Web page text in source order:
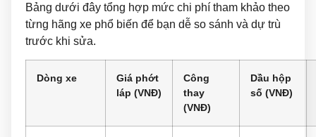
Bảng dưới đây tổng hợp mức chi phí tham khảo theo
từng hãng xe phổ biến để bạn dễ so sánh và dự trù
trước khi sửa.
Dòng xe
Giá phớt
láp (VNĐ)
Công
thay
(VNĐ)
Dầu hộp
số (VNĐ)